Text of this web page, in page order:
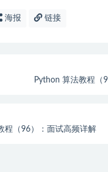
海报 链接
Python 算法教程（
程（96）：面试高频详解